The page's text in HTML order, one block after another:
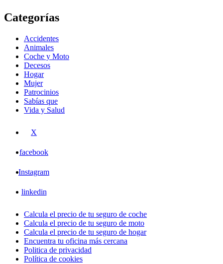
Categorías
Accidentes
Animales
Coche y Moto
Decesos
Hogar
Mujer
Patrocinios
Sabías que
Vida y Salud
X
facebook
Instagram
linkedin
Calcula el precio de tu seguro de coche
Calcula el precio de tu seguro de moto
Calcula el precio de tu seguro de hogar
Encuentra tu oficina más cercana
Politica de privacidad
Política de cookies